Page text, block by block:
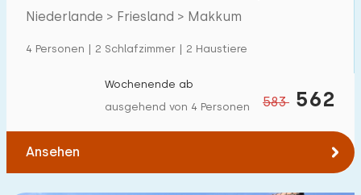
Zum Meer(max. km):
5 10
1 2
IJsselmeer.
Niederlande > Friesland > Makkum
4 Personen | 2 Schlafzimmer | 2 Haustiere
583 562
Wochenende ab
ausgehend von 4 Personen
Ansehen